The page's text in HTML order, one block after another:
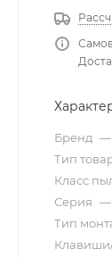
Бренд —
Тип
Класс
Серия —
Тип